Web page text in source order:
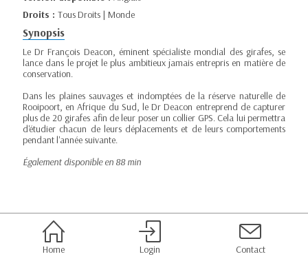
Droits : Tous Droits | Monde
Synopsis
Le Dr François Deacon, éminent spécialiste mondial des girafes, se
lance dans le projet le plus ambitieux jamais entrepris en matière de
conservation.
Dans les plaines sauvages et indomptées de la réserve naturelle de
Rooipoort, en Afrique du Sud, le Dr Deacon entreprend de capturer
plus de 20 girafes afin de leur poser un collier GPS. Cela lui permettra
d'étudier chacun de leurs déplacements et de leurs comportements
pendant l'année suivante.
Également disponible en 88 min
Home Login Contact